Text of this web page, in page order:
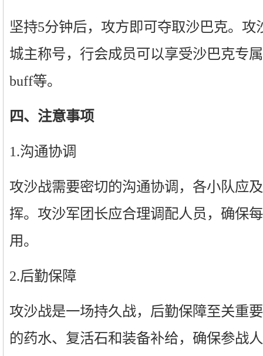
坚持5分钟后，攻方即可夺取沙巴克。攻
城主称号，行会成员可以享受沙巴克专
buff等。
四、注意事项
1.沟通协调
攻沙战需要密切的沟通协调，各小队应
挥。攻沙军团长应合理调配人员，确保
用。
2.后勤保障
攻沙战是一场持久战，后勤保障至关重
的药水、复活石和装备补给，确保参战